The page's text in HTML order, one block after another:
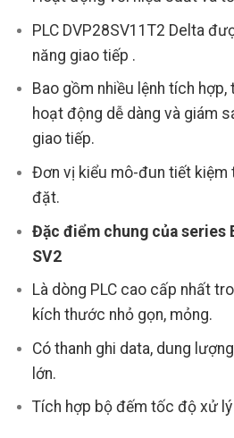
PLC DVP28SV11T2 Delta
năng giao tiếp .
Bao gồm nhiều lệnh tích
hoạt động dễ dàng và giám
giao tiếp.
Đơn vị kiểu mô-đun tiết kiệm
đặt.
Đặc điểm chung của series
SV2
Là dòng PLC cao cấp nhất
kích thước nhỏ gọn, mỏng.
Có thanh ghi data, dung
lớn.
Tích hợp bộ đếm tốc độ xử lý